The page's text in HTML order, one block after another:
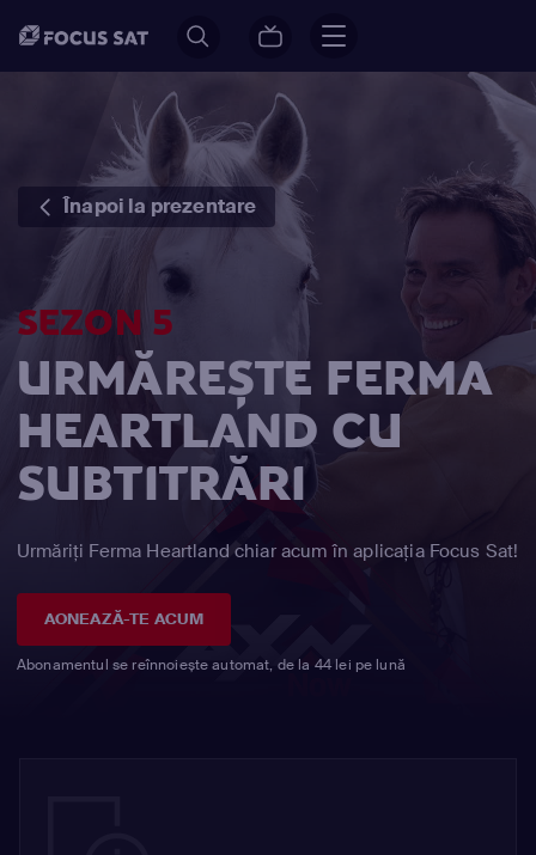
Înapoi la prezentare
SEZON 5
URMĂREȘTE FERMA
HEARTLAND CU
SUBTITRĂRI
Urmăriți Ferma Heartland chiar acum în aplicația Focus Sat!
AONEAZĂ-TE ACUM
Abonamentul se reînnoiește automat, de la 44 lei pe lună